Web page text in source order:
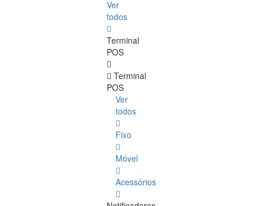
Ver
todos
Terminal
POS
Terminal
POS
Ver
todos
Fixo
Móvel
Acessórios